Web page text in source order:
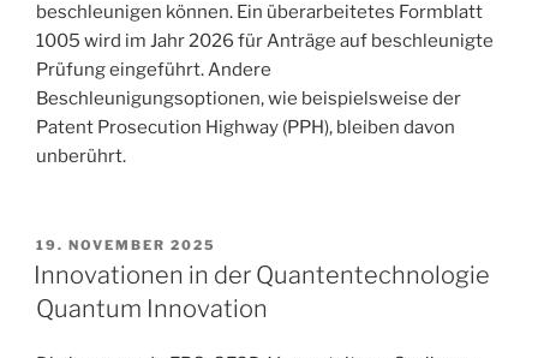
beschleunigen können. Ein überarbeitetes Formblatt
1005 wird im Jahr 2026 für Anträge auf beschleunigte
Prüfung eingeführt. Andere
Beschleunigungsoptionen, wie beispielsweise der
Patent Prosecution Highway (PPH), bleiben davon
unberührt.
VERÖFFENTLICHT
AM
19. NOVEMBER 2025
Innovationen in der Quantentechnologie
Quantum Innovation